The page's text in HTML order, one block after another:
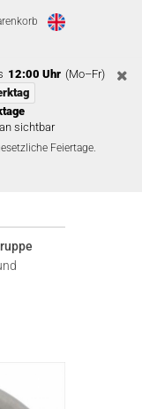
12:00 Uhr (Mo–Fr)
sichtbar
Feiertage.